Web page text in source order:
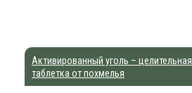
Активированный уголь – целительная
таблетка от похмелья